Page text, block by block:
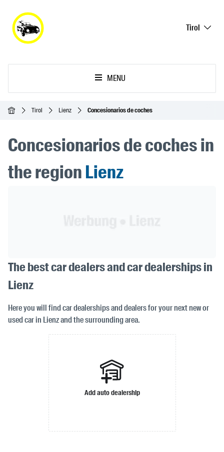
Tirol
MENU
Inicio Tirol Lienz Concesionarios de coches
Concesionarios de coches in
the regionLienz
The best car dealers and car dealerships in
Lienz
Here you will find car dealerships and dealers for your next new or
used car in Lienz and the surrounding area.
Add auto dealership